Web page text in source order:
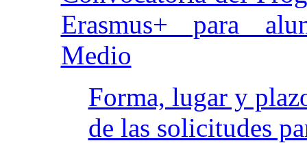
Erasmus+ para
Medio
Forma, lugar y
de las solicitudes